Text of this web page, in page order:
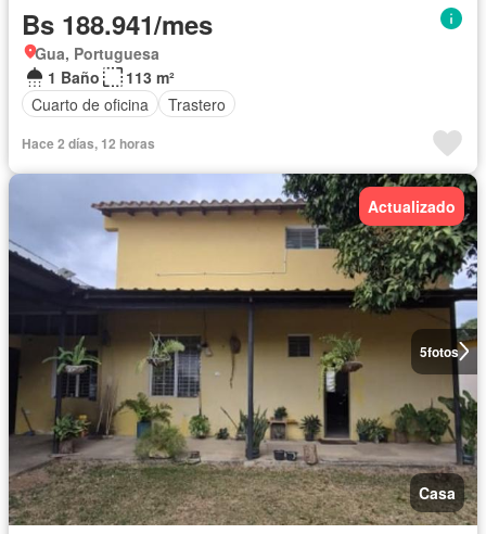
Bs 188.941/mes
Gua, Portuguesa
1 Baño
113 m²
Cuarto de oficina
Trastero
Hace 2 días, 12 horas
5fotos
Actualizado
Casa